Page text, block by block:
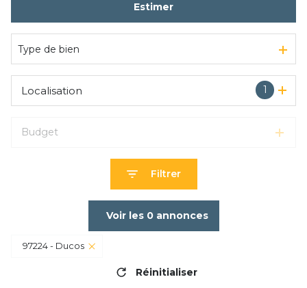
Estimer
Type de bien
1
Localisation
Budget
Filtrer
Voir les 0annonces
97224 - Ducos
Réinitialiser